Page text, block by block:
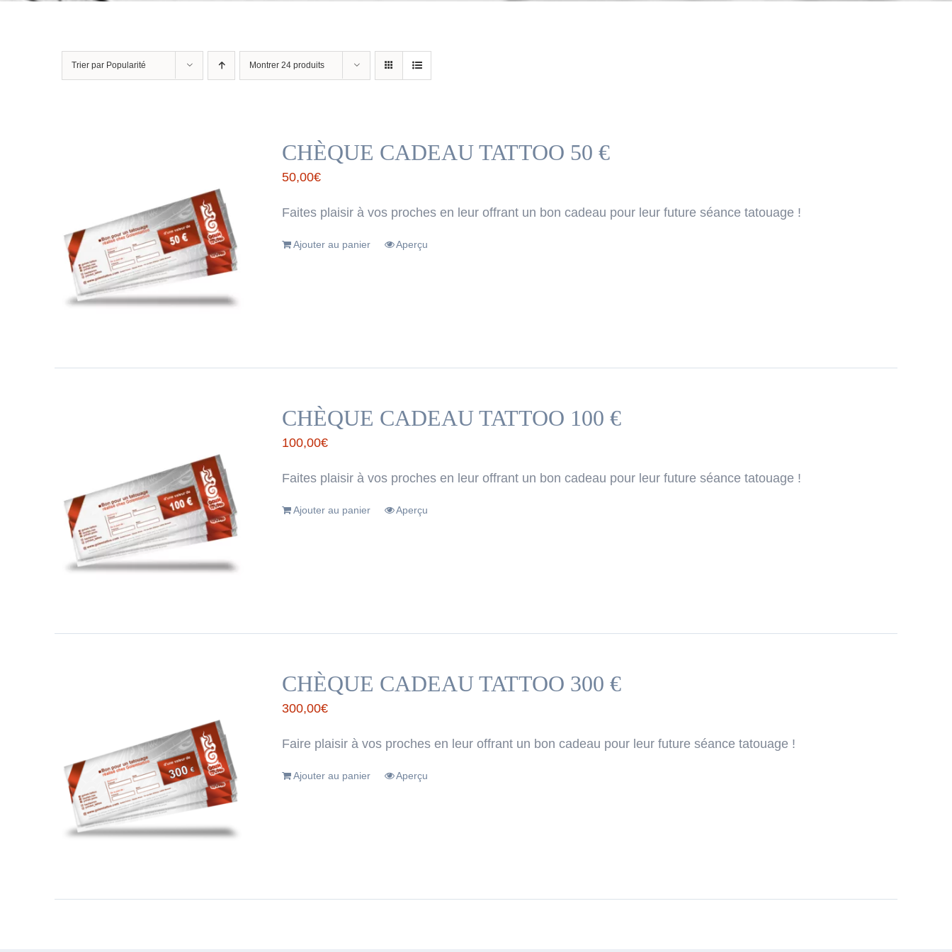
Trier par Popularité Montrer 24 produits
CHÈQUE CADEAU TATTOO 50 €
50,00€
Faites plaisir à vos proches en leur offrant un bon cadeau pour leur future séance tatouage !
Ajouter au panier Aperçu
CHÈQUE CADEAU TATTOO 100 €
100,00€
Faites plaisir à vos proches en leur offrant un bon cadeau pour leur future séance tatouage !
Ajouter au panier Aperçu
CHÈQUE CADEAU TATTOO 300 €
300,00€
Faire plaisir à vos proches en leur offrant un bon cadeau pour leur future séance tatouage !
Ajouter au panier Aperçu